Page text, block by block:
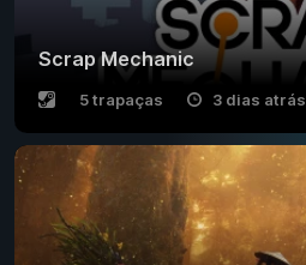
Scrap Mechanic
5 trapaças 3 dias atrás